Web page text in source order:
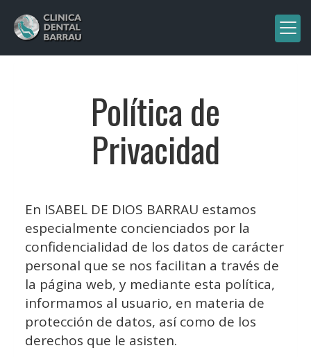
Política de
Privacidad
En ISABEL DE DIOS BARRAU estamos
especialmente concienciados por la
confidencialidad de los datos de carácter
personal que se nos facilitan a través de
la página web, y mediante esta política,
informamos al usuario, en materia de
protección de datos, así como de los
derechos que le asisten.